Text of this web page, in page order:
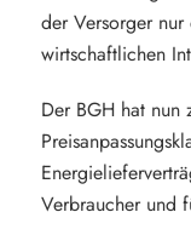
der Versorger
wirtschaftlichen
Der BGH hat nun
Verbraucher und